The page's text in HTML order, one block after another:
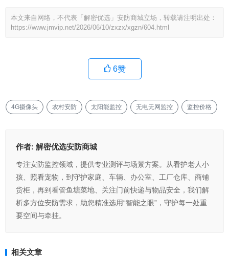
本文来自网络，不代表「解密优选」安防商城立场，转载请注明出处：
https://www.jmvip.net/2026/06/10/zxzx/xgzn/604.html
6赞
4G摄像头 农村安防 太阳能监控 无电无网监控 监控价格
作者: 解密优选安防商城
专注安防监控领域，提供专业测评与场景方案。从看护老人小
孩、照看宠物，到守护家庭、车辆、办公室、工厂仓库、商铺
货柜，再到看管鱼塘菜地、关注门前快递与物品安全，我们解
析多方位安防需求，助您精准选用“智能之眼”，守护每一处重
要空间与牵挂。
相关文章